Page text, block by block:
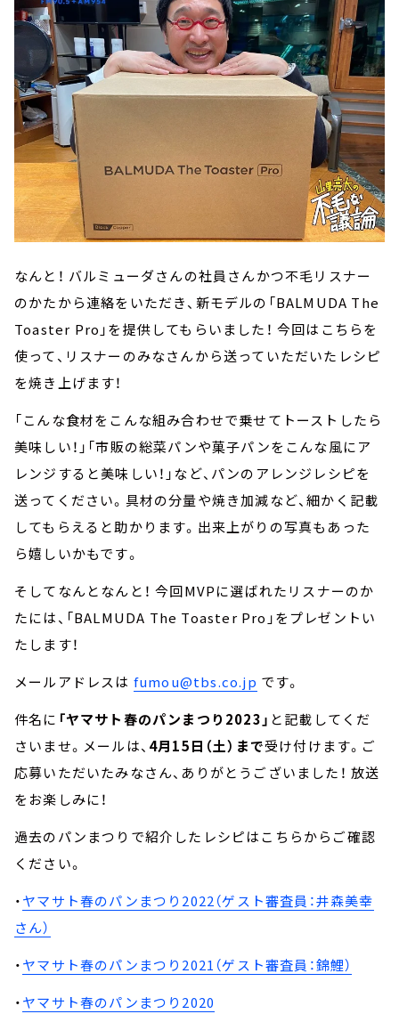
なんと！ バルミューダさんの社員さんかつ不毛リスナー
のかたから連絡をいただき、新モデルの「BALMUDA The
Toaster Pro」を提供してもらいました！ 今回はこちらを
使って、リスナーのみなさんから送っていただいたレシピ
を焼き上げます！
「こんな食材をこんな組み合わせで乗せてトーストしたら
美味しい！」「市販の総菜パンや菓子パンをこんな風にア
レンジすると美味しい！」など、パンのアレンジレシピを
送ってください。具材の分量や焼き加減など、細かく記載
してもらえると助かります。出来上がりの写真もあった
ら嬉しいかもです。
そしてなんとなんと！ 今回MVPに選ばれたリスナーのか
たには、「BALMUDA The Toaster Pro」をプレゼントい
たします！
メールアドレスは fumou@tbs.co.jp です。
件名に 「ヤマサト春のパンまつり2023」 と記載してくだ
さいませ。メールは、 4月15日（土）まで受け付けます。ご
応募いただいたみなさん、ありがとうございました！ 放送
をお楽しみに！
過去のパンまつりで紹介したレシピはこちらからご確認
ください。
・ヤマサト春のパンまつり2022（ゲスト審査員：井森美幸
さん）
・ヤマサト春のパンまつり2021（ゲスト審査員：錦鯉）
・ヤマサト春のパンまつり2020